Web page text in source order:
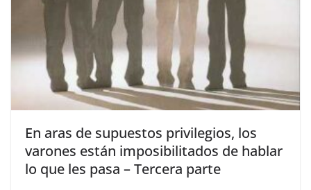
En aras de supuestos privilegios, los
varones están imposibilitados de hablar
lo que les pasa – Tercera parte